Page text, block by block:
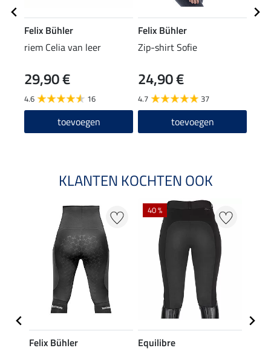
Felix Bühler
riem Celia van leer
29,90 €
4.6 16
toevoegen
Felix Bühler
Zip-shirt Sofie
24,90 €
4.7 37
toevoegen
KLANTEN KOCHTEN OOK
Felix Bühler
40 %
Equilibre